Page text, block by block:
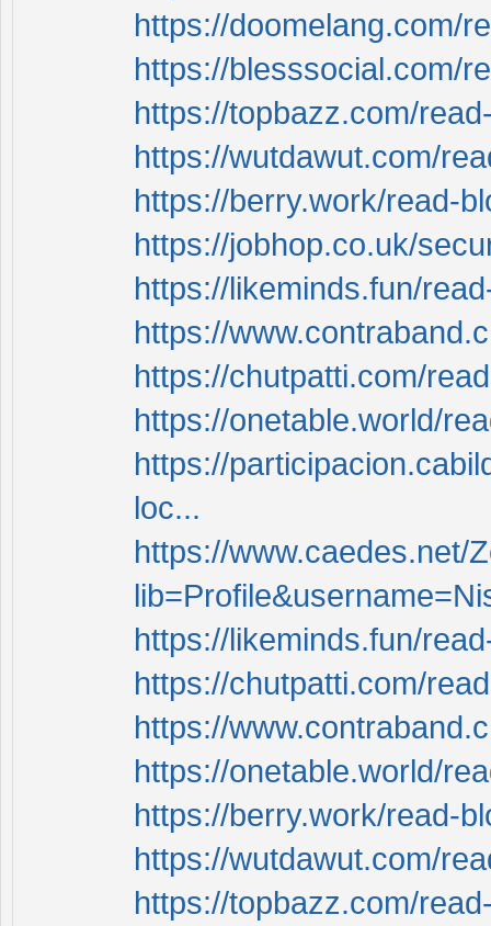
https://doomelang.com/
https://blesssocial.com/
https://topbazz.com/
https://wutdawut.com/
https://berry.work/read-
https://jobhop.co.uk/
https://likeminds.fun/
https://
https://chutpatti.com/
https://onetable.world/
https://
loc...
https://www.caedes.net/
https://likeminds.fun/
https://chutpatti.com/
https://
https://onetable.world/
https://berry.work/read-
https://wutdawut.com/
https://topbazz.com/